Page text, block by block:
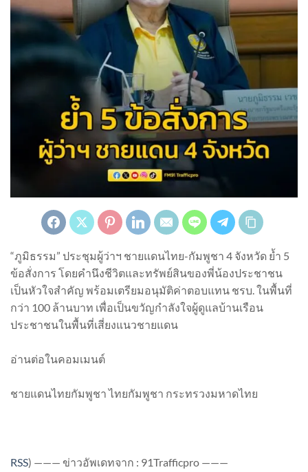
“ภูมิธรรม” ประชุมผู้ว่าฯ ชายแดนไทย-กัมพูชา 4 จังหวัด ย้ำ 5
ข้อสั่งการ โดยคำนึงชีวิตและทรัพย์สินของพี่น้องประชาชน
เป็นหัวใจสำคัญ พร้อมเตรียมอนุมัติค่าตอบแทน ชรบ. ในพื้นที่
กว่า 100 ล้านบาท เพื่อเป็นขวัญกำลังใจผู้ดูแลบ้านเรือน
ประชาชนในพื้นที่เสี่ยงแนวชายแดน
อ่านต่อในคอมเมนต์
ชายแดนไทยกัมพูชา ไทยกัมพูชา กระทรวงมหาดไทย
RSS) ——— ข่าวอัพเดทจาก : 91Trafficpro ———